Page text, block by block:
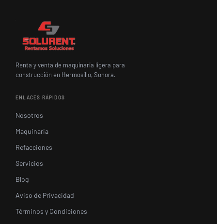
Renta y venta de maquinaria ligera para
construcción en Hermosillo, Sonora.
ENLACES RÁPIDOS
Nosotros
Maquinaria
Refacciones
Servicios
Blog
Aviso de Privacidad
Términos y Condiciones